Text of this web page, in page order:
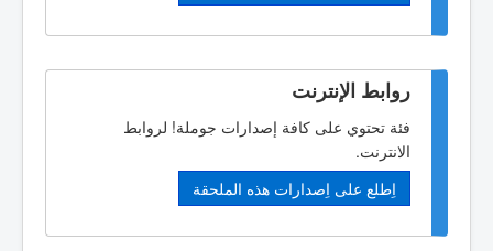
روابط الإنترنت
فئة تحتوي على كافة إصدارات جوملة! لروابط
الانترنت.
اِطلع على اِصدارات هذه الملحقة